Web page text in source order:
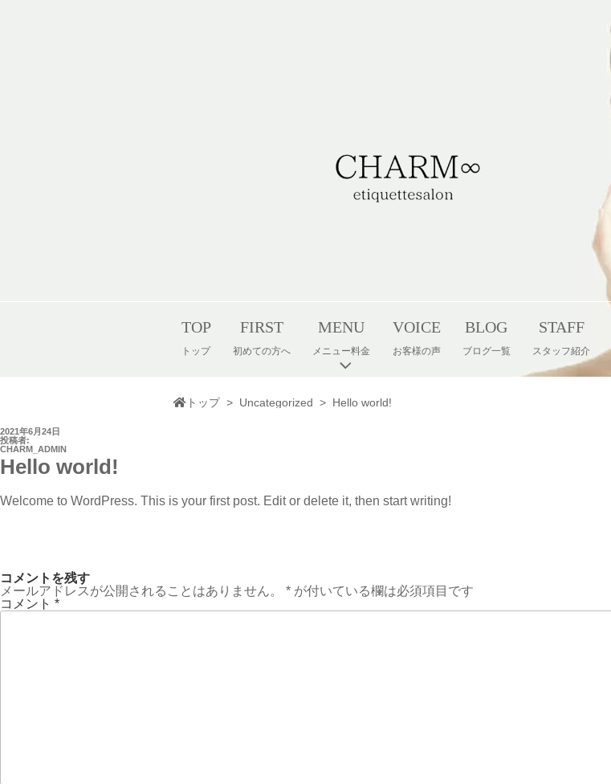
TOP
トップ
FIRST
初めての方へ
MENU
メニュー料金
VOICE
お客様の声
BLOG
ブログ一覧
STAFF
スタッフ紹介
トップ > Uncategorized > Hello world!
投
稿
日:
2021年6月24日
投稿者:
CHARM_ADMIN
Hello world!
Welcome to WordPress. This is your first post. Edit or delete it, then start writing!
コメントを残す
メールアドレスが公開されることはありません。
* が付いている欄は必須項目です
コメント *